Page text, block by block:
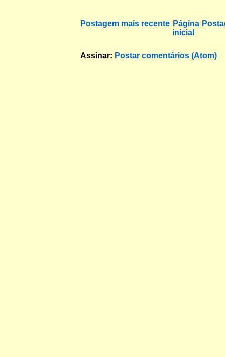
Postagem mais recente Página
inicial
Assinar: Postar comentários (Atom)